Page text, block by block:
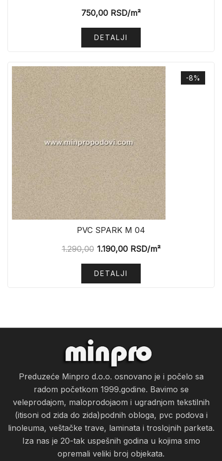
750,00 RSD/m²
DETALJI
-8%
PVC SPARK M 04
1.290,00 1.190,00RSD/m²
DETALJI
Preduzeće Minpro d.o.o. osnovano je i počelo sa
radom početkom 1999.godine. Bavimo se
veleprodajom, maloprodojaom i ugradnjom tekstilnih
(itisoni od zida do zida)podnih obloga, pvc podova i
linoleuma, veštačke trave, laminata i troslojnih parketa.
Iza nas je 20-tak uspešnih godina u kojima smo
opremali veliki broj objekata.